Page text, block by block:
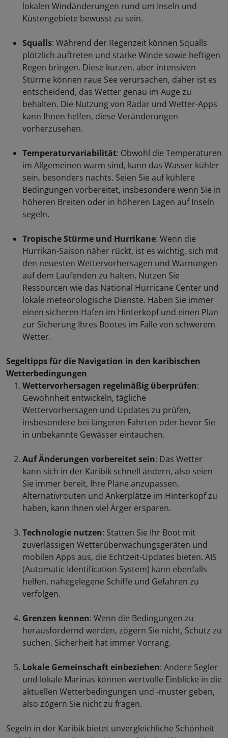
lokalen Windänderungen rund um Inseln und
Küstengebiete bewusst zu sein.
Squalls: Während der Regenzeit können Squalls
plötzlich auftreten und starke Winde sowie heftigen
Regen bringen. Diese kurzen, aber intensiven
Stürme können raue See verursachen, daher ist es
entscheidend, das Wetter genau im Auge zu
behalten. Die Nutzung von Radar und Wetter-Apps
kann Ihnen helfen, diese Veränderungen
vorherzusehen.
Temperaturvariabilität: Obwohl die Temperaturen
im Allgemeinen warm sind, kann das Wasser kühler
sein, besonders nachts. Seien Sie auf kühlere
Bedingungen vorbereitet, insbesondere wenn Sie in
höheren Breiten oder in höheren Lagen auf Inseln
segeln.
Tropische Stürme und Hurrikane: Wenn die
Hurrikan-Saison näher rückt, ist es wichtig, sich mit
den neuesten Wettervorhersagen und Warnungen
auf dem Laufenden zu halten. Nutzen Sie
Ressourcen wie das National Hurricane Center und
lokale meteorologische Dienste. Haben Sie immer
einen sicheren Hafen im Hinterkopf und einen Plan
zur Sicherung Ihres Bootes im Falle von schwerem
Wetter.
Segeltipps für die Navigation in den karibischen
Wetterbedingungen
Wettervorhersagen regelmäßig überprüfen:
Gewohnheit entwickeln, tägliche
Wettervorhersagen und Updates zu prüfen,
insbesondere bei längeren Fahrten oder bevor Sie
in unbekannte Gewässer eintauchen.
Auf Änderungen vorbereitet sein: Das Wetter
kann sich in der Karibik schnell ändern, also seien
Sie immer bereit, Ihre Pläne anzupassen.
Alternativrouten und Ankerplätze im Hinterkopf zu
haben, kann Ihnen viel Ärger ersparen.
Technologie nutzen: Statten Sie Ihr Boot mit
zuverlässigen Wetterüberwachungsgeräten und
mobilen Apps aus, die Echtzeit-Updates bieten. AIS
(Automatic Identification System) kann ebenfalls
helfen, nahegelegene Schiffe und Gefahren zu
verfolgen.
Grenzen kennen: Wenn die Bedingungen zu
herausfordernd werden, zögern Sie nicht, Schutz zu
suchen. Sicherheit hat immer Vorrang.
Lokale Gemeinschaft einbeziehen: Andere Segler
und lokale Marinas können wertvolle Einblicke in die
aktuellen Wetterbedingungen und -muster geben,
also zögern Sie nicht zu fragen.
Segeln in der Karibik bietet unvergleichliche Schönheit